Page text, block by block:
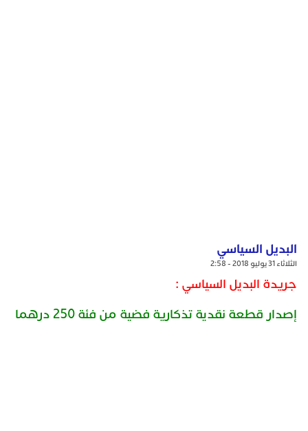
البديل السياسي
الثلاثاء 31 يوليو 2018 - 2:58
جريدة البديل السياسي :
إصدار قطعة نقدية تذكارية فضية من فئة 250 درهما